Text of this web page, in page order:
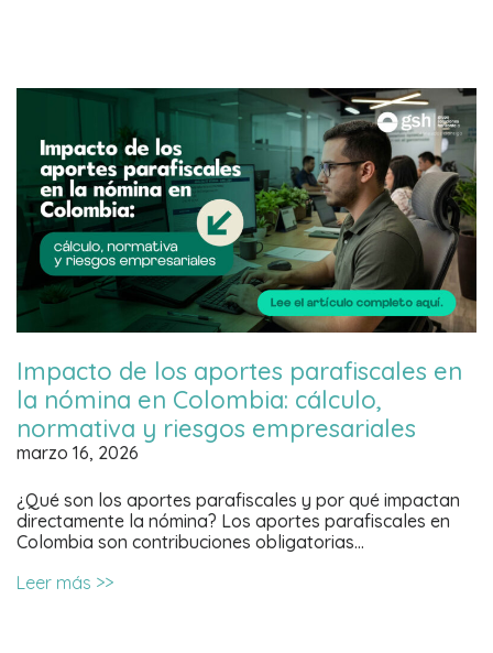
Impacto de los aportes parafiscales en
la nómina en Colombia: cálculo,
normativa y riesgos empresariales
marzo 16, 2026
¿Qué son los aportes parafiscales y por qué impactan
directamente la nómina? Los aportes parafiscales en
Colombia son contribuciones obligatorias…
Leer más >>